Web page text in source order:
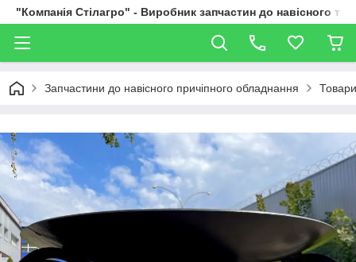
"Компанія Стілагро" - Виробник запчастин до навісного та
Запчастини до навісного причіпного обладнання